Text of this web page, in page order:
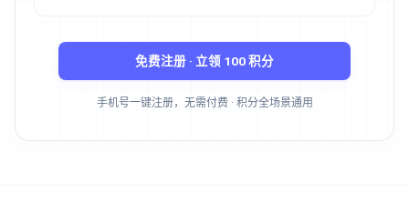
免费注册 · 立领 100 积分
手机号一键注册，无需付费 · 积分全场景通用